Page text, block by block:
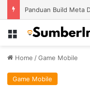
Menu
Home /Game Mobile
Game Mobile